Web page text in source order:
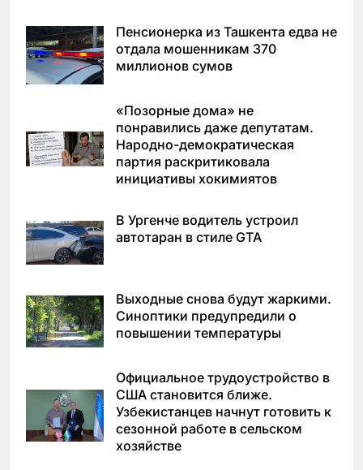
Пенсионерка из Ташкента едва не
отдала мошенникам 370
миллионов сумов
«Позорные дома» не
понравились даже депутатам.
Народно-демократическая
партия раскритиковала
инициативы хокимиятов
В Ургенче водитель устроил
автотаран в стиле GTA
Выходные снова будут жаркими.
Синоптики предупредили о
повышении температуры
Официальное трудоустройство в
США становится ближе.
Узбекистанцев начнут готовить к
сезонной работе в сельском
хозяйстве